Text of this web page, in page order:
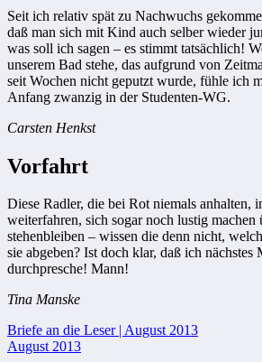
Seit ich relativ spät zu Nachwuchs
daß man sich mit Kind auch selber wieder
was soll ich sagen – es stimmt tatsächlich!
unserem Bad stehe, das aufgrund von
seit Wochen nicht geputzt wurde, fühle ich
Anfang zwanzig in der Studenten-WG.
Carsten Henkst
Vorfahrt
Diese Radler, die bei Rot niemals anhalten,
weiterfahren, sich sogar noch lustig machen
stehenbleiben – wissen die denn nicht,
sie abgeben? Ist doch klar, daß ich nächstes
durchpresche! Mann!
Tina Manske
Beitragsnavigation
Briefe an die Leser | August 2013
August 2013